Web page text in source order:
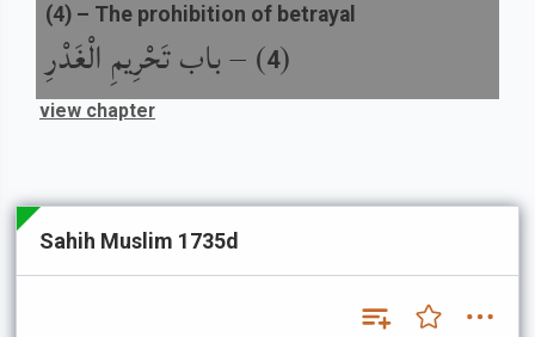
(
4
) –باب تَحْرِيمِ الْغَدْرِ
(4) – The prohibition of betrayal
view chapter
Sahih Muslim 1735d